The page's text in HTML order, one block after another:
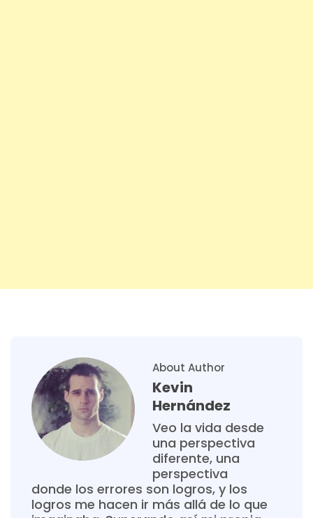
About Author
Kevin
Hernández
Veo la vida desde
una perspectiva
diferente, una
perspectiva
donde los errores son logros, y los
logros me hacen ir más allá de lo que